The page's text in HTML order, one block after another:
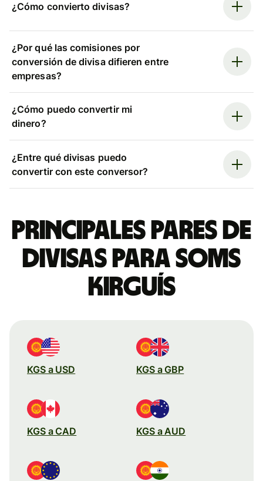
¿Cómo convierto divisas?
¿Por qué las comisiones por
conversión de divisa difieren entre
empresas?
¿Cómo puedo convertir mi
dinero?
¿Entre qué divisas puedo
convertir con este conversor?
Principales pares de
divisas para soms
kirguís
KGS a USD KGS a GBP
KGS a CAD KGS a AUD